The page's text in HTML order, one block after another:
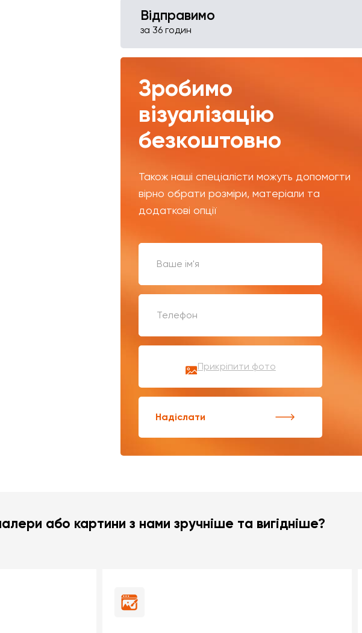
Відправимо
за 36 годин
Зробимо
візуалізацію
безкоштовно
Також наші спеціалісти можуть допомогти
вірно обрати розміри, матеріали та
додаткові опції
Прикріпити фото
Надіслати
або картини з нами зручніше та вигідніше?